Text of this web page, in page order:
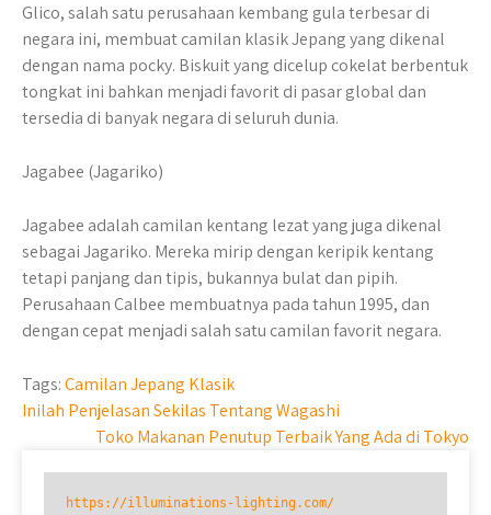
Glico, salah satu perusahaan kembang gula terbesar di
negara ini, membuat camilan klasik Jepang yang dikenal
dengan nama pocky. Biskuit yang dicelup cokelat berbentuk
tongkat ini bahkan menjadi favorit di pasar global dan
tersedia di banyak negara di seluruh dunia.
Jagabee (Jagariko)
Jagabee adalah camilan kentang lezat yang juga dikenal
sebagai Jagariko. Mereka mirip dengan keripik kentang
tetapi panjang dan tipis, bukannya bulat dan pipih.
Perusahaan Calbee membuatnya pada tahun 1995, dan
dengan cepat menjadi salah satu camilan favorit negara.
Tags:Camilan Jepang Klasik
Post
navigation
Inilah Penjelasan Sekilas Tentang Wagashi
Toko Makanan Penutup Terbaik Yang Ada di Tokyo
https://illuminations-lighting.com/